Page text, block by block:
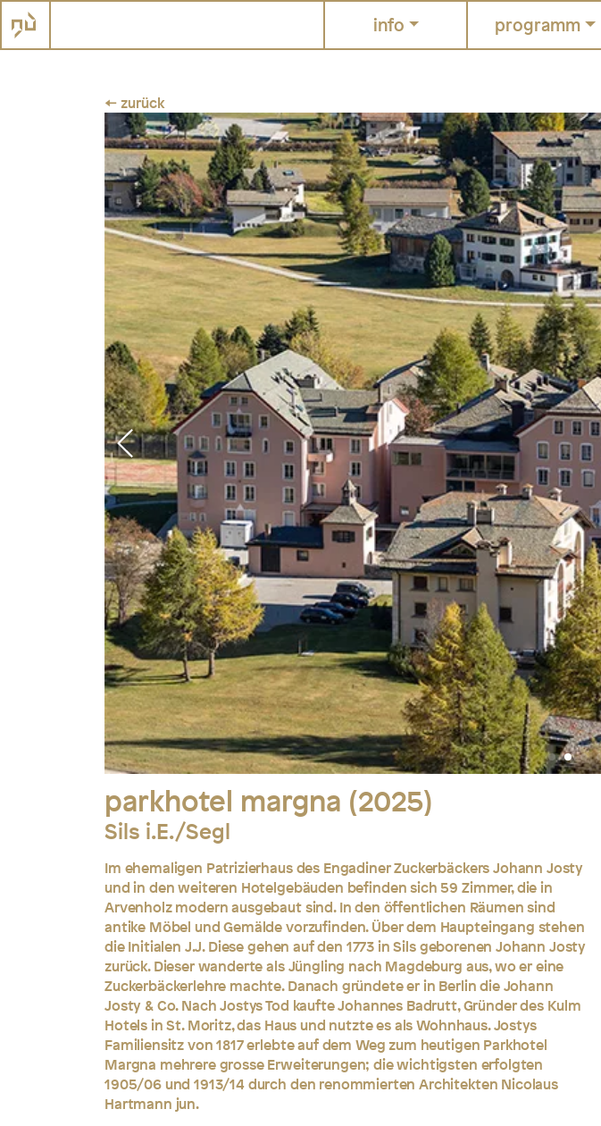
info programm
← zurück
parkhotel margna (2025)
Sils i.E./Segl
Im ehemaligen Patrizierhaus des Engadiner Zuckerbäckers Johann Josty
und in den weiteren Hotelgebäuden befinden sich 59 Zimmer, die in
Arvenholz modern ausgebaut sind. In den öffentlichen Räumen sind
antike Möbel und Gemälde vorzufinden. Über dem Haupteingang stehen
die Initialen J.J. Diese gehen auf den 1773 in Sils geborenen Johann Josty
zurück. Dieser wanderte als Jüngling nach Magdeburg aus, wo er eine
Zuckerbäckerlehre machte. Danach gründete er in Berlin die Johann
Josty & Co. Nach Jostys Tod kaufte Johannes Badrutt, Gründer des Kulm
Hotels in St. Moritz, das Haus und nutzte es als Wohnhaus. Jostys
Familiensitz von 1817 erlebte auf dem Weg zum heutigen Parkhotel
Margna mehrere grosse Erweiterungen; die wichtigsten erfolgten
1905/06 und 1913/14 durch den renommierten Architekten Nicolaus
Hartmann jun.